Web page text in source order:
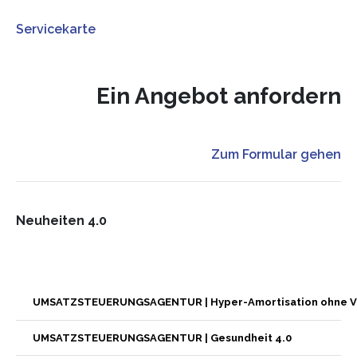
Servicekarte
Ein Angebot anfordern
Zum Formular gehen
Neuheiten 4.0
UMSATZSTEUERUNGSAGENTUR | Hyper-Amortisation ohne
UMSATZSTEUERUNGSAGENTUR | Gesundheit 4.0